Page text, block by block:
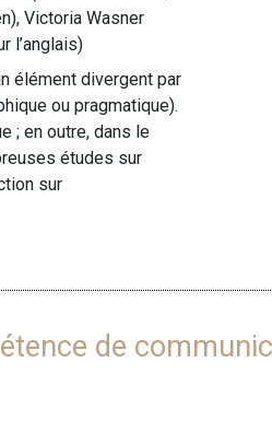
Victoria Wasner
l’anglais)
élément divergent par
ou pragmatique).
; en outre, dans le
études sur
sur
de